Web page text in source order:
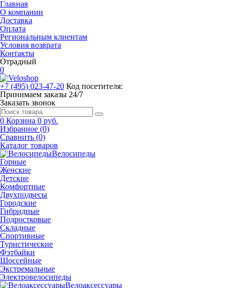
Главная
О компании
Доставка
Оплата
Региональным клиентам
Условия возврата
Контакты
Отрадный
0
+7 (495) 023-47-20 Код посетителя:
Принимаем заказы 24/7
Заказать звонок
0 Корзина 0 руб.
Избранное (0)
Сравнить (0)
Каталог товаров
Велосипеды
Горные
Женские
Детские
Комфортные
Двухподвесы
Городские
Гибридные
Подростковые
Складные
Спортивные
Туристические
Фэтбайки
Шоссейные
Экстремальные
Электровелосипеды
Велоаксессуары